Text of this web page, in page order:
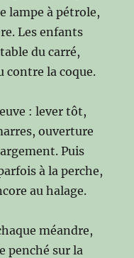
lampe à pétrole,
Les enfants
du carré,
contre la coque.
: lever tôt,
ouverture
Puis
à la perche,
au halage.
méandre,
penché sur la